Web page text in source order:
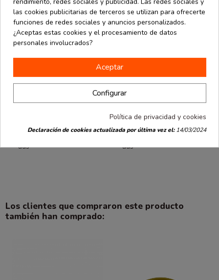
Varios
uds
0.31 € / Ud.
Caja artesanal
8,5x8,5x3 cm.
Varios
uds
7.54 €
0.38 € / Ud.
Los clientes que compraron este producto
también han comprado:
las cookies publicitarias de terceros se utilizan para ofrecerte
funciones de redes sociales y anuncios personalizados.
¿Aceptas estas cookies y el procesamiento de datos
personales involucrados?
Aceptar
Configurar
Política de privacidad y cookies
Declaración de cookies actualizada por última vez el:14/03/2024